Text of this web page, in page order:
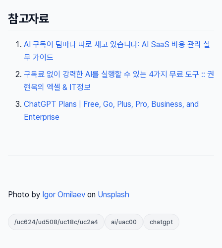
참고자료
AI 구독이 팀마다 따로 새고 있습니다: AI SaaS 비용 관리 실
무 가이드
구독료 없이 강력한 AI를 실행할 수 있는 4가지 무료 도구 :: 권
현욱의 엑셀 & IT정보
ChatGPT Plans | Free, Go, Plus, Pro, Business, and
Enterprise
Photo by Igor Omilaev on Unsplash
/uc624/ud508/uc18c/uc2a4 ai/uac00 chatgpt